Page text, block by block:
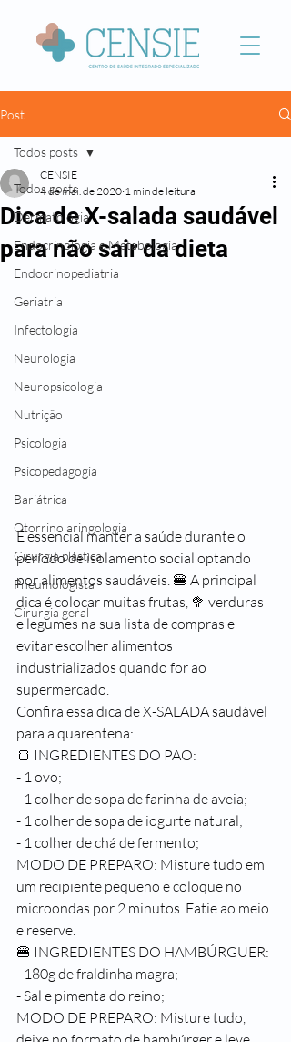
Post
Todos posts
Dermatologia
Endocrinologia e Metabologia
Endocrinopediatria
Geriatria
Infectologia
Neurologia
Neuropsicologia
Nutrição
Psicologia
Psicopedagogia
Bariátrica
Otorrinolaringologia
Cirurgia plástica
Pneumologista
Cirurgia geral
Todos posts
Dica de X-salada saudável
para não sair da dieta
CENSIE
4 de mai. de 2020 1 min de leitura
É essencial manter a saúde durante o
período de isolamento social optando
por alimentos saudáveis. 🍔 A principal
dica é colocar muitas frutas, 🥦 verduras
e legumes na sua lista de compras e
evitar escolher alimentos
industrializados quando for ao
supermercado.
Confira essa dica de X-SALADA saudável
para a quarentena:
🍞 INGREDIENTES DO PÃO:
- 1 ovo;
- 1 colher de sopa de farinha de aveia;
- 1 colher de sopa de iogurte natural;
- 1 colher de chá de fermento;
MODO DE PREPARO: Misture tudo em
um recipiente pequeno e coloque no
microondas por 2 minutos. Fatie ao meio
e reserve.
🍔 INGREDIENTES DO HAMBÚRGUER:
- 180g de fraldinha magra;
- Sal e pimenta do reino;
MODO DE PREPARO: Misture tudo,